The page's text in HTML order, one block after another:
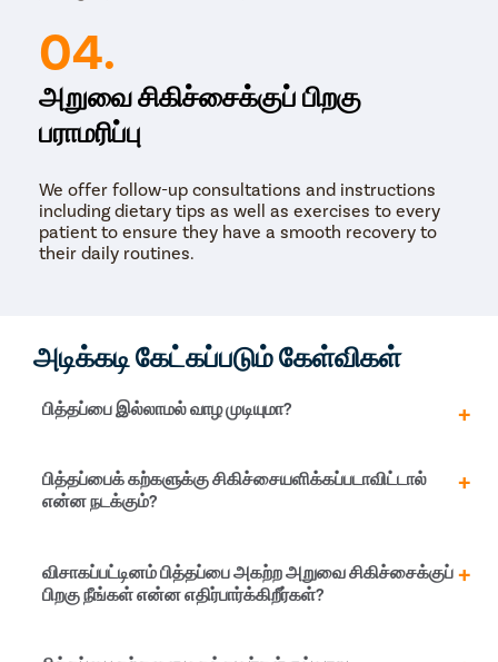
04.
அறுவை சிகிச்சைக்குப் பிறகு
பராமரிப்பு
We offer follow-up consultations and instructions
including dietary tips as well as exercises to every
patient to ensure they have a smooth recovery to
their daily routines.
அடிக்கடி கேட்கப்படும் கேள்விகள்
பித்தப்பை இல்லாமல் வாழ முடியுமா?
பித்தப்பை இல்லாமல் சாதாரண வாழ்க்கை வாழலாம். நீங்கள்
உண்ணும் உணவை ஜீரணிக்க உங்கள் கல்லீரல் போதுமான
வேண்டும்.
பித்தப்பைக் கற்களுக்கு சிகிச்சையளிக்கப்படாவிட்டால்
என்ன நடக்கும்?
பித்தப்பைக் கற்கள் சிகிச்சை அளிக்கப்படாமல் விடப்பட்டால்,
அவை வீக்கமடைந்து மற்ற பெரிய சிக்கல்களுடன்
வீக்கத்திற்கு வழிவகுக்கும். இது பித்தப்பைக்குள் சீழ்
மற்ற அண்டை உறுப்புகளுக்கும் பரவலாம்.
விசாகப்பட்டினம் பித்தப்பை அகற்ற அறுவை சிகிச்சைக்குப்
பிறகு நீங்கள் என்ன எதிர்பார்க்கிறீர்கள்?